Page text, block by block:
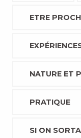
ETRE
NATURE ET
PRATIQUE
SI ON